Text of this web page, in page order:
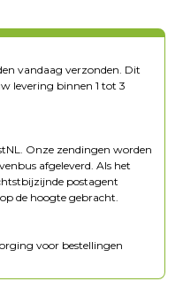
vandaag verzonden. Dit
levering binnen 1 tot 3
Onze zendingen worden
afgeleverd. Als het
postagent
de hoogte gebracht.
voor bestellingen